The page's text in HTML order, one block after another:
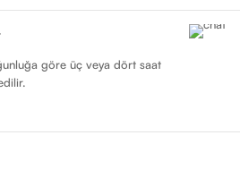
göre üç veya dört saat